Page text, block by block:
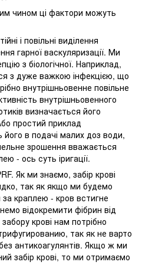
чином ці фактори можуть
і повільні виділення
гарної васкуляризації. Ми
з біологічної. Наприклад,
з дуже важкою інфекцією, що
внутрішньовенне повільне
внутрішньовенного
визначається його
простий приклад
в подачі малих доз води,
зрошення вважається
- ось суть іригації.
Як ми знаємо, забір крові
так як якщо ми будемо
краплею - кров встигне
відокремити фібрин від
крові нам потрібно
так як не варто
антикоагулянтів. Якщо ж ми
забір крові, то ми отримаємо